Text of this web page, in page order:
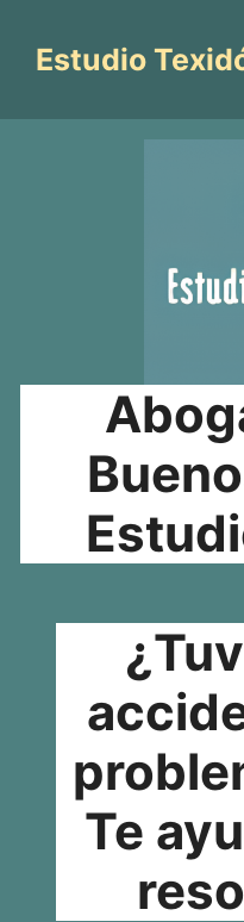
contenido
Estudio
Te